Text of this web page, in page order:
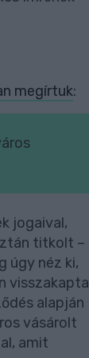
megírtuk:
jogaival,
titkolt –
úgy néz ki,
visszakapta
alapján
vásárolt
amit